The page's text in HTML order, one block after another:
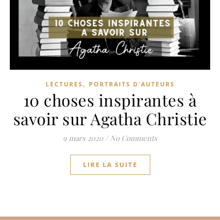
LECTURES , PORTRAITS D'AUTEURS
10 choses inspirantes à
savoir sur Agatha Christie
9 mars 2020 / No Comments
LIRE LA SUITE